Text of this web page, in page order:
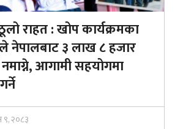
राहत : खोप कार्यक्रमका
नेपालबाट ३ लाख ८ हजार
आगामी सहयोगमा
९, २०८३